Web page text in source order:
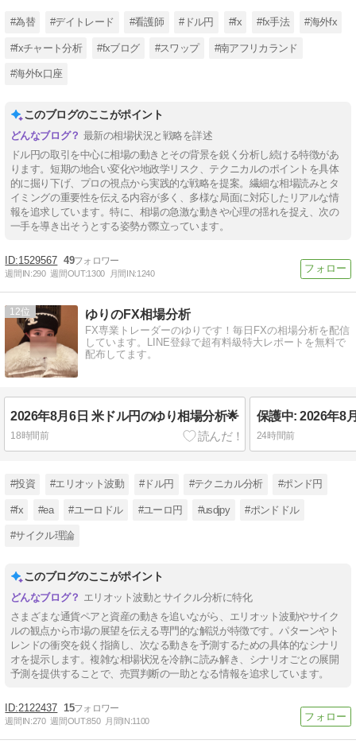
#為替 #デイトレード #看護師 #ドル円 #fx #fx手法 #海外fx
#fxチャート分析 #fxブログ #スワップ #南アフリカランド
#海外fx口座
このブログのここがポイント
最新の相場状況と戦略を詳述
ドル円の取引を中心に相場の動きとその背景を鋭く分析し続ける特徴があ
ります。短期の地合い変化や地政学リスク、テクニカルのポイントを具体
的に掘り下げ、プロの視点から実践的な戦略を提案。繊細な相場読みとタ
イミングの重要性を伝える内容が多く、多様な局面に対応したリアルな情
報を追求しています。特に、相場の急激な動きや心理の揺れを捉え、次の
一手を導き出そうとする姿勢が際立っています。
1529567 49
週間IN:290 週間OUT:1300 月間IN:1240
12 ゆりのFX相場分析
FX専業トレーダーのゆりです！毎日FXの相場分析を配信
しています。LINE登録で超有料級特大レポートを無料で
配布してます。
2026年8月6日 米ドル円のゆり相場分析🌟
18時間前 24時間前
#投資 #エリオット波動 #ドル円 #テクニカル分析 #ポンド円
#fx #ea #ユーロドル #ユーロ円 #usdjpy #ポンドドル
#サイクル理論
このブログのここがポイント
エリオット波動とサイクル分析に特化
さまざまな通貨ペアと資産の動きを追いながら、エリオット波動やサイク
ルの観点から市場の展望を伝える専門的な解説が特徴です。パターンやト
レンドの衝突を鋭く指摘し、次なる動きを予測するための具体的なシナリ
オを提示します。複雑な相場状況を冷静に読み解き、シナリオごとの展開
予測を提供することで、売買判断の一助となる情報を追求しています。
2122437 15
週間IN:270 週間OUT:850 月間IN:1100